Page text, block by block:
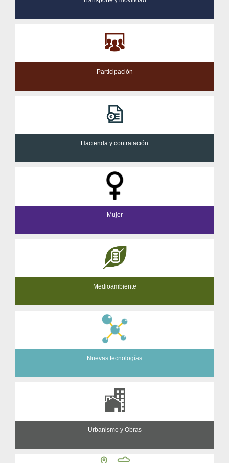
Participación
Hacienda y contratación
Mujer
Medioambiente
Nuevas tecnologías
Urbanismo y Obras